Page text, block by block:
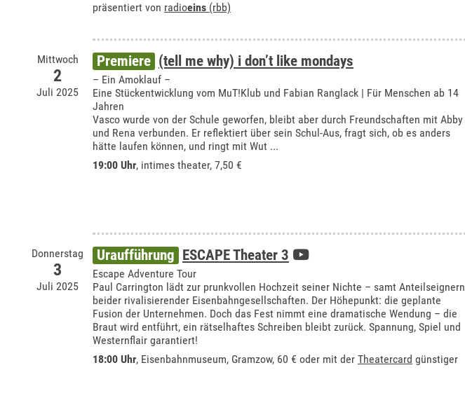
präsentiert von radioeins (rbb)
Mittwoch
2
Juli 2025
Premiere (tell me why) i don’t like mondays
– Ein Amoklauf –
Eine Stückentwicklung vom MuT!Klub und Fabian Ranglack | Für Menschen ab 14
Jahren
Vasco wurde von der Schule geworfen, bleibt aber durch Freundschaften mit Abby
und Rena verbunden. Er reflektiert über sein Schul-Aus, fragt sich, ob es anders
hätte laufen können, und ringt mit Wut ...
19:00 Uhr, intimes theater, 7,50 €
Donnerstag
3
Juli 2025
Uraufführung ESCAPE Theater 3
Escape Adventure Tour
Paul Carrington lädt zur prunkvollen Hochzeit seiner Nichte – samt Anteilseignern
beider rivalisierender Eisenbahngesellschaften. Der Höhepunkt: die geplante
Fusion der Unternehmen. Doch das Fest nimmt eine dramatische Wendung – die
Braut wird entführt, ein rätselhaftes Schreiben bleibt zurück. Spannung, Spiel und
Westernflair garantiert!
18:00 Uhr, Eisenbahnmuseum, Gramzow, 60 € oder mit der Theatercard günstiger